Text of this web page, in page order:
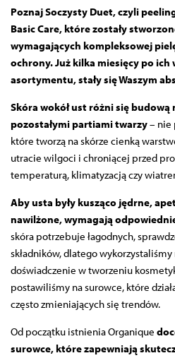
Poznaj Soczysty Duet, czyli
Basic Care, które zostały
wymagających kompleksowej
ochrony. Już kilka miesięcy po
asortymentu, stały się Waszym
Skóra wokół ust różni się
pozostałymi partiami twarzy– nie
które tworzą na skórze cienką
utracie wilgoci i chroniącej przed
temperaturą, klimatyzacją czy
Aby usta były kusząco jędrne,
nawilżone, wymagają
skóra potrzebuje łagodnych,
składników, dlatego
doświadczenie w tworzeniu
postawiliśmy na surowce, które
często zmieniających się trendów.
Od początku istnienia Organique
surowce, które zapewniają